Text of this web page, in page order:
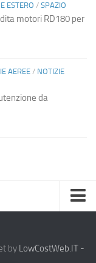
ESTERO / SPAZIO
motori RD180 per
AEREE/ NOTIZIE
da
by LowCostWeb.IT -